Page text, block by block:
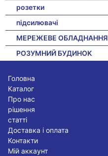
розетки
підсилювачі
МЕРЕЖЕВЕ ОБЛАДНАННЯ
РОЗУМНИЙ БУДИНОК
Головна
Каталог
Про нас
рішення
статті
Доставка і оплата
Контакти
Мій аккаунт